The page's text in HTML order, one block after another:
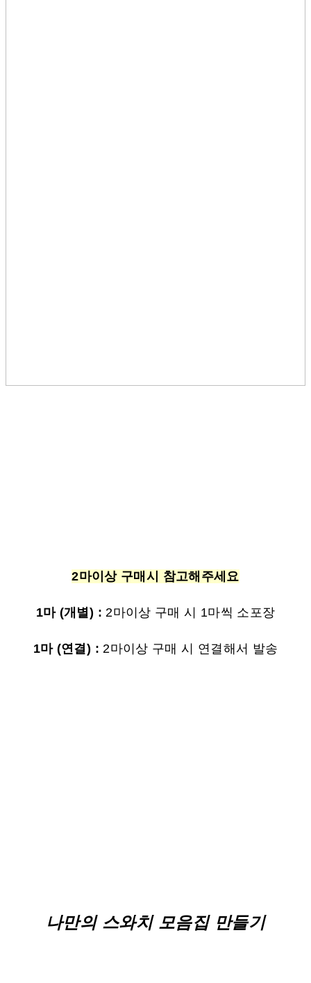
2마이상 구매시 참고해주세요
1마 (개별) :2마이상 구매 시 1마씩 소포장
1마 (연결) : 2마이상 구매 시 연결해서 발송
나만의 스와치 모음집 만들기